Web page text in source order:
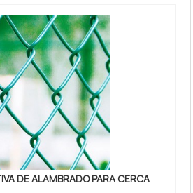
necessário para a fixação
UM PO...
DE ALAMBRADO PARA CERCA